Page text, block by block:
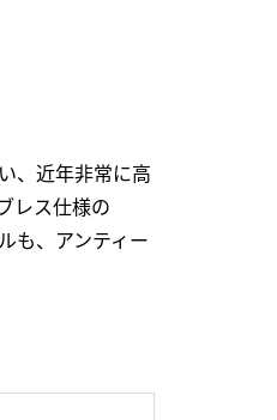
、近年非常に高
レス仕様の
も、アンティー